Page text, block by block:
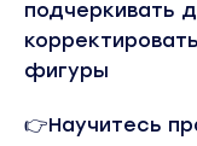
подчеркивать
фигуры
👉Научитесь